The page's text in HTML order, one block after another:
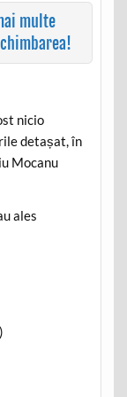
multe
nicio
detașat, în
Mocanu
ales